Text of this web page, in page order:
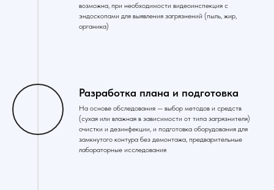
возможна, при необходимости видеоинспекция с
эндоскопами для выявления загрязнений (пыль, жир,
органика)
Разработка плана и подготовка
На основе обследования — выбор методов и средств
(сухая или влажная в зависимости от типа загрязнителя)
очистки и дезинфекции, и подготовка оборудования для
замкнутого контура без демонтажа, предварительные
лабораторные исследования